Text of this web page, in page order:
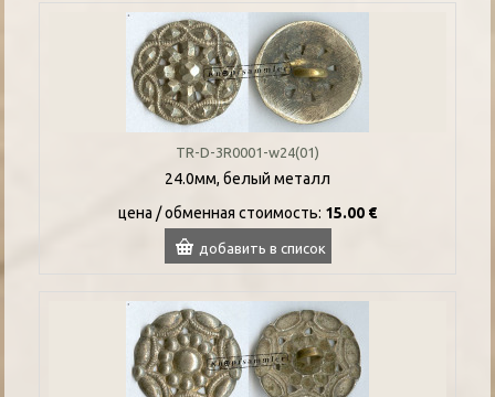
TR-D-3R0001-w24(01)
24.0мм, белый металл
цена / oбменная стоимость: 15.00 €
добавить в список